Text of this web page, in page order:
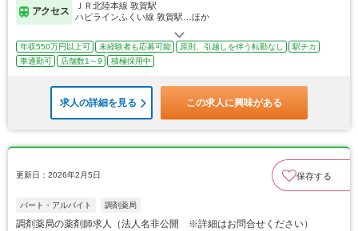
アクセス
ＪＲ北陸本線 敦賀駅
ハピラインふくい線 敦賀駅…ほか
年収550万円以上可 未経験者も応募可能 原則、引越しを伴う転勤なし
駅チカ
車通勤可
店舗数1～9 積極採用中
求人の詳細を見る この求人に興味がある
更新日：2026年2月5日 保存する
パート・アルバイト 調剤薬局
調剤薬局の薬剤師求人（法人名非公開 ※詳細はお問合せください）